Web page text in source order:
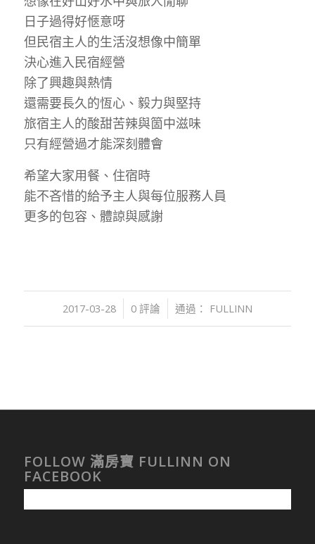
日子過得好愜意呀
但民宿主人的生活沒想像中簡單
決心進入民宿經營
除了興趣與熱情
還需要長久的恆心、毅力與堅持
旅宿主人的酸甜苦辣與箇中滋味
只有經營過才能深刻體會
希望大家用餐、住宿時
能不吝惜的給予主人與每位服務人員
更多的包容、體諒與感謝
2017-03-28
/ 0 評論 通過： FULLINN
FOLLOW 滿房寶 FULLINN ON
FACEBOOK